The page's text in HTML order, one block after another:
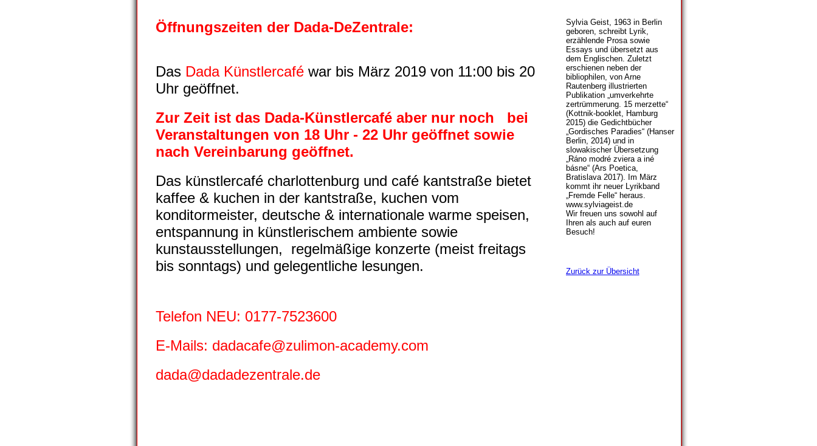
Öffnungszeiten der Dada-DeZentrale:
Das Dada Künstlercaféwar bis März 2019 von 11:00 bis 20
Uhr geöffnet.
Zur Zeit ist das Dada-Künstlercafé aber nur noch bei
Veranstaltungen von 18 Uhr - 22 Uhr geöffnet sowie
nach Vereinbarung geöffnet.
Das künstlercafé charlottenburg und café kantstraße bietet
kaffee & kuchen in der kantstraße, kuchen vom
konditormeister, deutsche & internationale warme speisen,
entspannung in künstlerischem ambiente sowie
kunstausstellungen, regelmäßige konzerte (meist freitags
bis sonntags) und gelegentliche lesungen.
Telefon NEU: 0177-7523600
E-Mails: dadacafe@zulimon-academy.com
dada@dadadezentrale.de
Sylvia Geist, 1963 in Berlin
geboren, schreibt Lyrik,
erzählende Prosa sowie
Essays und übersetzt aus
dem Englischen. Zuletzt
erschienen neben der
bibliophilen, von Arne
Rautenberg illustrierten
Publikation „umverkehrte
zertrümmerung. 15 merzette“
(Kottnik-booklet, Hamburg
2015) die Gedichtbücher
„Gordisches Paradies“ (Hanser
Berlin, 2014) und in
slowakischer Übersetzung
„Ráno modré zviera a iné
básne“ (Ars Poetica,
Bratislava 2017). Im März
kommt ihr neuer Lyrikband
„Fremde Felle“ heraus.
www.sylviageist.de
Wir freuen uns sowohl auf
Ihren als auch auf euren
Besuch!
Zurück zur Übersicht